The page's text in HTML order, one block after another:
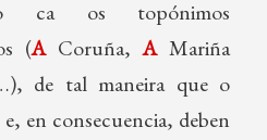
ca os topónimos
(ACoruña,AMariña
de tal maneira que o
en consecuencia, deben